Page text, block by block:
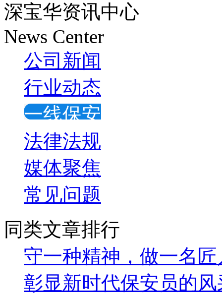
深宝华资讯中心
News Center
公司新闻
行业动态
一线保安
法律法规
媒体聚焦
常见问题
同类文章排行
守一种精神，做一名
彰显新时代保安员的